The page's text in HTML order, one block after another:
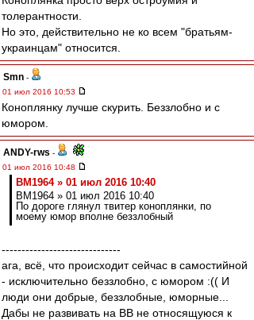
толерантности.
Но это, действительно не ко всем "братьям-
украинцам" относится.
Smn -
01 июл 2016 10:53
Коноплянку лучше скурить. Беззлобно и с
юмором.
ANDY-rws -
01 июл 2016 10:48
BM1964 » 01 июл 2016 10:40
BM1964 » 01 июл 2016 10:40
По дороге глянул твитер коноплянки, по
моему юмор вполне беззлобный
------------------------------
ага, всё, что происходит сейчас в самостийной
- исключительно беззлобно, с юмором :(( И
люди они добрые, беззлобные, юморные...
Дабы не развивать на ВВ не относящуюся к